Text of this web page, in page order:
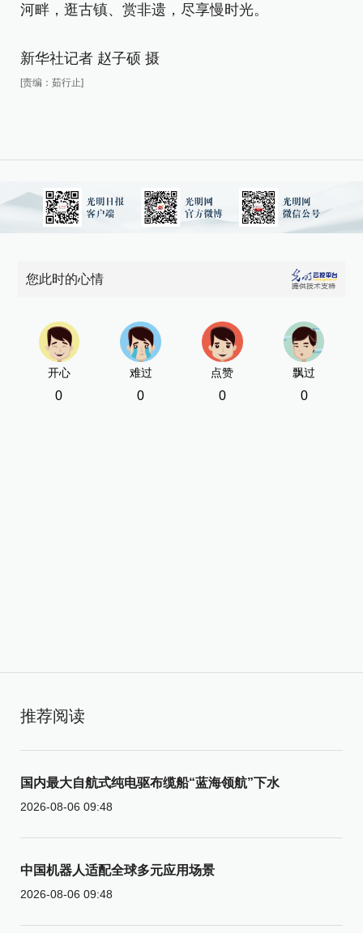
河畔，逛古镇、赏非遗，尽享慢时光。
新华社记者 赵子硕 摄
[责编：茹行止]
您此时的心情
开心
0
难过
0
点赞
0
飘过
0
推荐阅读
国内最大自航式纯电驱布缆船“蓝海领航”下水
2026-08-06 09:48
中国机器人适配全球多元应用场景
2026-08-06 09:48